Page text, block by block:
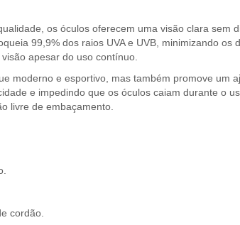
os óculos oferecem uma visão clara
99,9% dos raios UVA e UVB, minimizando
apesar do uso contínuo.
moderno e esportivo, mas também promove
e impedindo que os óculos caiam durante o
livre de embaçamento.
cordão.